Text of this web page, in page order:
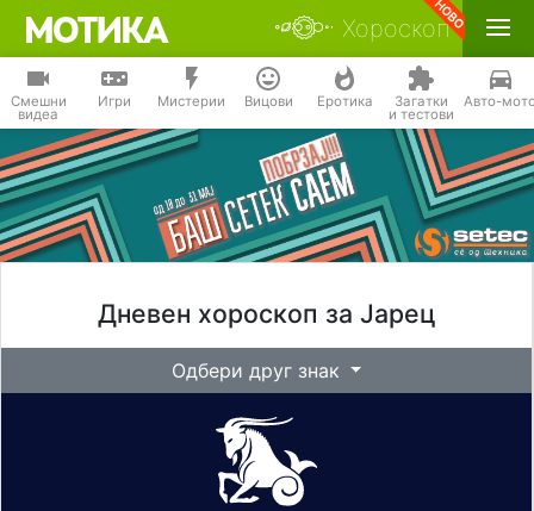
Хороскоп
Смешни
видеа
Игри Мистерии Вицови Еротика Загатки
и тестови
Авто-
Дневен хороскоп за Јарец
Одбери друг знак